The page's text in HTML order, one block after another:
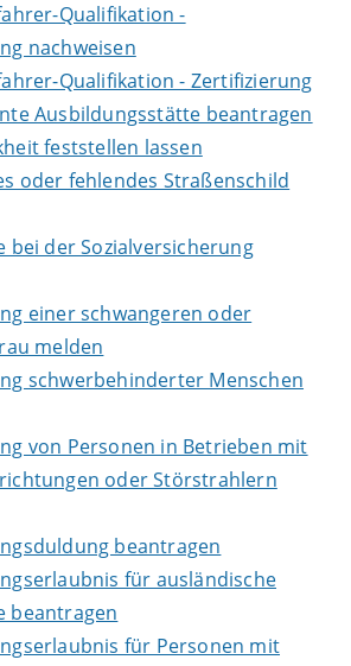
Qualifikation -
nachweisen
Qualifikation - Zertifizierung
Ausbildungsstätte beantragen
feststellen lassen
oder fehlendes Straßenschild
bei der Sozialversicherung
einer schwangeren oder
melden
schwerbehinderter Menschen
von Personen in Betrieben mit
oder Störstrahlern
beantragen
für ausländische
beantragen
für Personen mit